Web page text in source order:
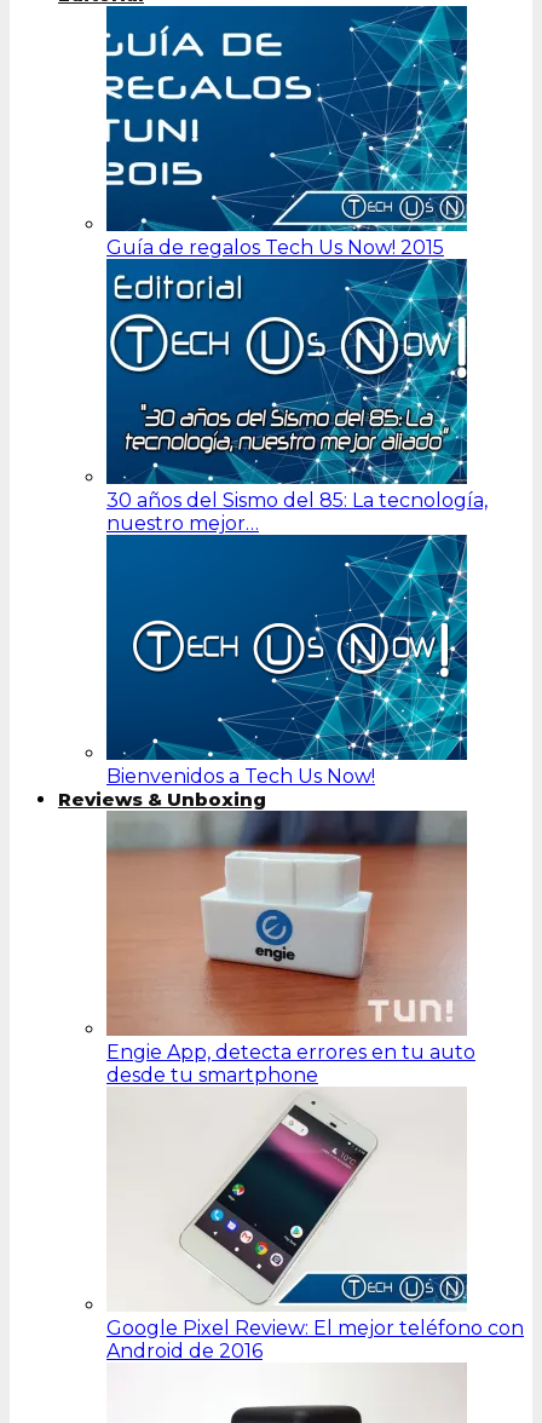
Guía de regalos Tech Us Now! 2015
30 años del Sismo del 85: La tecnología,
nuestro mejor…
Bienvenidos a Tech Us Now!
Reviews & Unboxing
Engie App, detecta errores en tu auto
desde tu smartphone
Google Pixel Review: El mejor teléfono con
Android de 2016